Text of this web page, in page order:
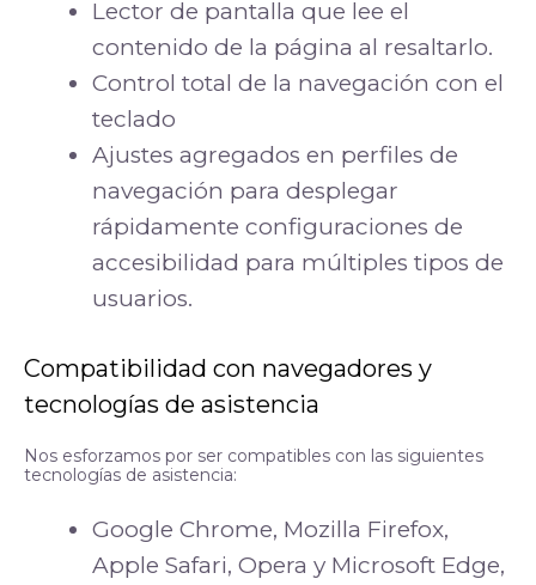
Lector de pantalla que lee el
contenido de la página al resaltarlo.
Control total de la navegación con el
teclado
Ajustes agregados en perfiles de
navegación para desplegar
rápidamente configuraciones de
accesibilidad para múltiples tipos de
usuarios.
Compatibilidad con navegadores y
tecnologías de asistencia
Nos esforzamos por ser compatibles con las siguientes
tecnologías de asistencia:
Google Chrome, Mozilla Firefox,
Apple Safari, Opera y Microsoft Edge,